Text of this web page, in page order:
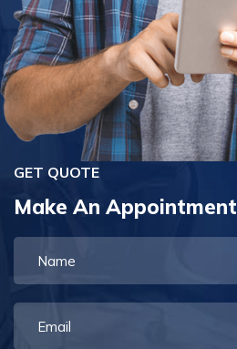
GET QUOTE
Make An Appointment